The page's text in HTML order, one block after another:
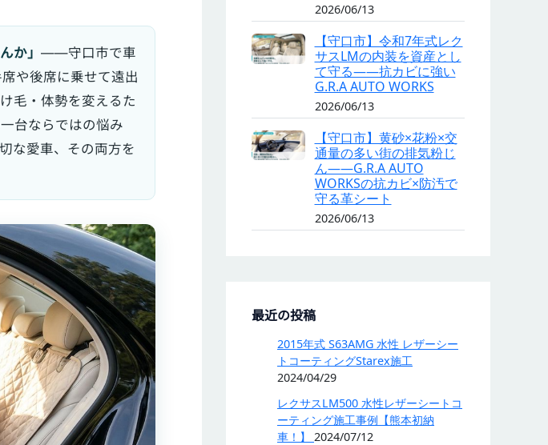
か」 ——守口市で車
や後席に乗せて遠出
毛・体勢を変えるた
台ならではの悩み
な愛車、その両方を
2026/06/13
【守口市】令和7年式レク
サスLMの内装を資産とし
て守る——抗カビに強い
G.R.A AUTO WORKS
2026/06/13
【守口市】黄砂×花粉×交
通量の多い街の排気粉じ
ん——G.R.A AUTO
WORKSの抗カビ×防汚で
守る革シート
2026/06/13
最近の投稿
2015年式 S63AMG 水性 レザーシー
トコーティングStarex施工
2024/04/29
レクサスLM500 水性レザーシートコ
ーティング施工事例【熊本初納
車！】 2024/07/12